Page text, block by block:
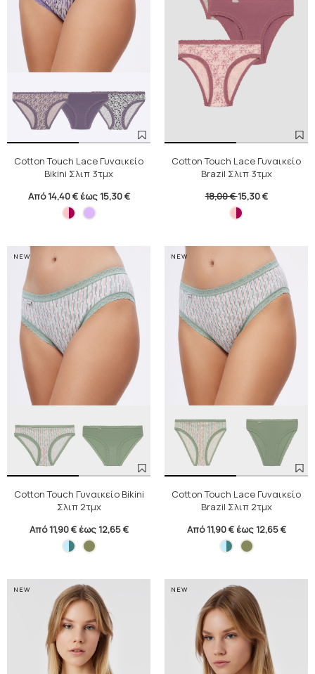
τον αναλυτικό οδηγό εδώ:
https://www.minerva.gr/el/pos-na-
dialexeis-gynaikeia-esourouxa
Cotton Touch Lace Γυναικείο
Bikini Σλιπ 3τμχ
Από 14,40 € έως 15,30 €
Cotton Touch Lace Γυναικείο
Brazil Σλιπ 3τμχ
18,00 €15,30 €
NEW
Cotton Touch Γυναικείο Bikini
Σλιπ 2τμχ
Από 11,90 € έως 12,65 €
NEW
Cotton Touch Lace Γυναικείο
Brazil Σλιπ 2τμχ
Από 11,90 € έως 12,65 €
NEW NEW